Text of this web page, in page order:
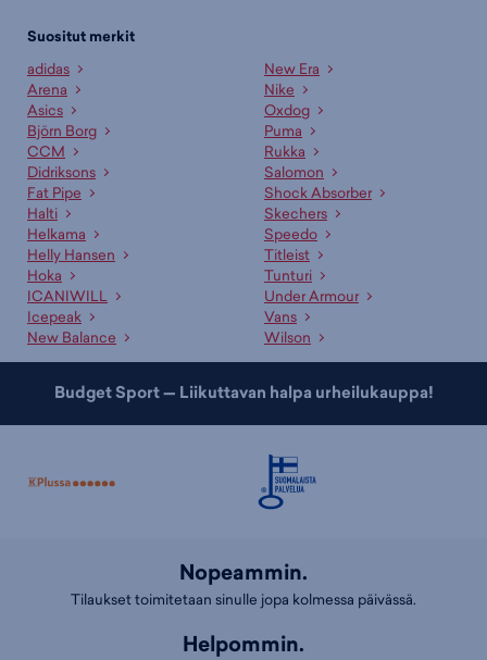
Suositut merkit
adidas
Arena
Asics
Björn Borg
CCM
Didriksons
Fat Pipe
Halti
Helkama
Helly Hansen
Hoka
ICANIWILL
Icepeak
New Balance
New Era
Nike
Oxdog
Puma
Rukka
Salomon
Shock Absorber
Skechers
Speedo
Titleist
Tunturi
Under Armour
Vans
Wilson
Budget Sport — Liikuttavan halpa urheilukauppa!
Nopeammin.
Tilaukset toimitetaan sinulle jopa kolmessa päivässä.
Helpommin.